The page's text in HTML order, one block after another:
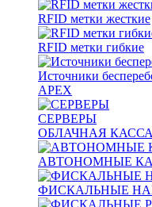
RFID метки жесткие
RFID метки гибкие
Источники
APEX
СЕРВЕРЫ
ОБЛАЧНАЯ КАССА
АВТОНОМНЫЕ
ФИСКАЛЬНЫЕ